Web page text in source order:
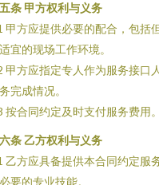
条 甲方权利与义务
甲方应提供必要的配合，包括
宜的现场工作环境。
甲方应指定专人作为服务接口
完成情况。
按合同约定及时支付服务费用。
条 乙方权利与义务
乙方应具备提供本合同约定服
要的专业技能。